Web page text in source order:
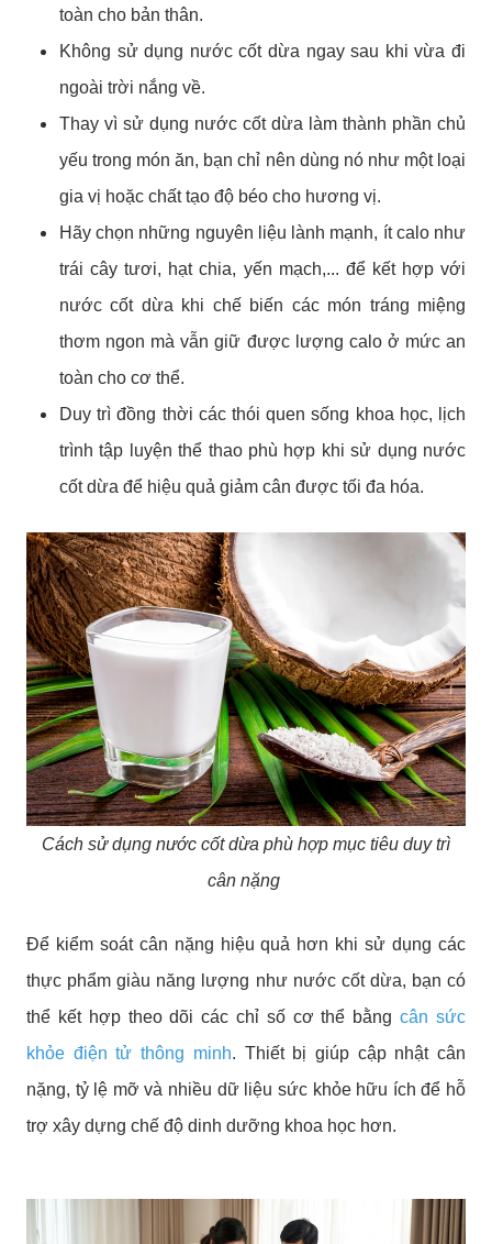
toàn cho bản thân.
Không sử dụng nước cốt dừa ngay sau khi vừa đi
ngoài trời nắng về.
Thay vì sử dụng nước cốt dừa làm thành phần chủ
yếu trong món ăn, bạn chỉ nên dùng nó như một loại
gia vị hoặc chất tạo độ béo cho hương vị.
Hãy chọn những nguyên liệu lành mạnh, ít calo như
trái cây tươi, hạt chia, yến mạch,... để kết hợp với
nước cốt dừa khi chế biến các món tráng miệng
thơm ngon mà vẫn giữ được lượng calo ở mức an
toàn cho cơ thể.
Duy trì đồng thời các thói quen sống khoa học, lịch
trình tập luyện thể thao phù hợp khi sử dụng nước
cốt dừa để hiệu quả giảm cân được tối đa hóa.
Cách sử dụng nước cốt dừa phù hợp mục tiêu duy trì
cân nặng
Để kiểm soát cân nặng hiệu quả hơn khi sử dụng các
thực phẩm giàu năng lượng như nước cốt dừa, bạn có
thể kết hợp theo dõi các chỉ số cơ thể bằngcân sức
khỏe điện tử thông minh. Thiết bị giúp cập nhật cân
nặng, tỷ lệ mỡ và nhiều dữ liệu sức khỏe hữu ích để hỗ
trợ xây dựng chế độ dinh dưỡng khoa học hơn.